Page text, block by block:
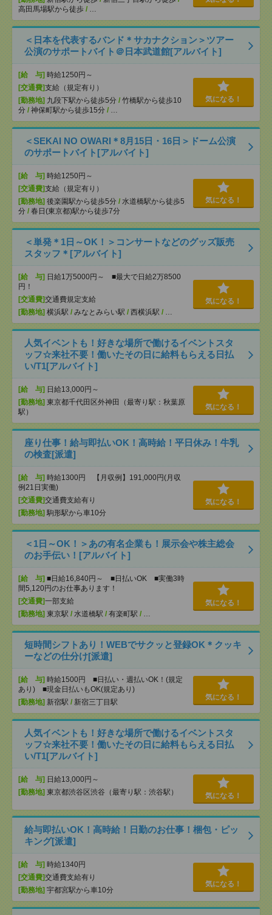
高田馬場駅から徒歩 / …
＜日本を代表するバンド＊サカナクション＞ツアー
公演のサポートバイト＠日本武道館[アルバイト]
[給 与] 時給1250円～
[交通費]支給（規定有り）
[勤務地] 九段下駅から徒歩5分 / 竹橋駅から徒歩10
分 / 神保町駅から徒歩15分 / …
気になる！
＜SEKAI NO OWARI＊8月15日・16日＞ドーム公演
のサポートバイト[アルバイト]
[給 与] 時給1250円～
[交通費]支給（規定有り）
[勤務地] 後楽園駅から徒歩5分 / 水道橋駅から徒歩5
分 / 春日(東京都)駅から徒歩7分
気になる！
＜単発＊1日～OK！＞コンサートなどのグッズ販売
スタッフ＊[アルバイト]
[給 与] 日給1万5000円～ ■最大で日給2万8500
円！
[交通費]交通費規定支給
[勤務地] 横浜駅 / みなとみらい駅 / 西横浜駅 / …
気になる！
人気イベントも！好きな場所で働けるイベントスタ
ッフ☆来社不要！働いたその日に給料もらえる日払
い/T1[アルバイト]
[給 与] 日給13,000円～
[勤務地] 東京都千代田区外神田（最寄り駅：秋葉原
駅）
気になる！
座り仕事！給与即払いOK！高時給！平日休み！牛乳
の検査[派遣]
[給 与] 時給1300円 【月収例】191,000円(月収
例21日実働)
[交通費]交通費支給有り
[勤務地] 駒形駅から車10分
気になる！
＜1日～OK！＞あの有名企業も！展示会や株主総会
のお手伝い！[アルバイト]
[給 与] ■日給16,840円～ ■日払いOK ■実働3時
間5,120円のお仕事あります！
[交通費]一部支給
[勤務地] 東京駅 / 水道橋駅 / 有楽町駅 / …
気になる！
短時間シフトあり！WEBでサクッと登録OK＊クッキ
ーなどの仕分け[派遣]
[給 与] 時給1500円 ■日払い・週払いOK！(規定
あり) ■現金日払いもOK(規定あり)
[勤務地] 新宿駅 / 新宿三丁目駅
気になる！
人気イベントも！好きな場所で働けるイベントスタ
ッフ☆来社不要！働いたその日に給料もらえる日払
い/T1[アルバイト]
[給 与] 日給13,000円～
[勤務地] 東京都渋谷区渋谷（最寄り駅：渋谷駅） 気になる！
給与即払いOK！高時給！日勤のお仕事！梱包・ピッ
キング[派遣]
[給 与] 時給1340円
[交通費]交通費支給有り
[勤務地] 宇都宮駅から車10分
気になる！